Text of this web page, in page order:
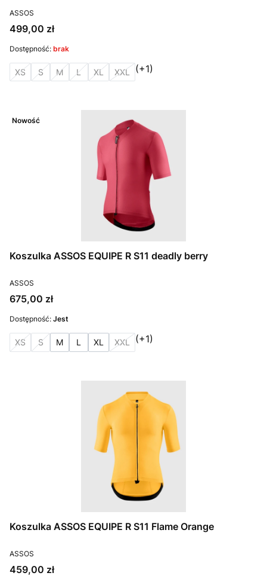
PRODUCENT
ASSOS
Cena
499,00 zł
Dostępność: brak
XS S M L XL XXL (+1)
Nowość
Koszulka ASSOS EQUIPE R S11 deadly berry
PRODUCENT
ASSOS
Cena
675,00 zł
Dostępność: Jest
XS S M L XL XXL (+1)
Koszulka ASSOS EQUIPE R S11 Flame Orange
PRODUCENT
ASSOS
Cena
459,00 zł